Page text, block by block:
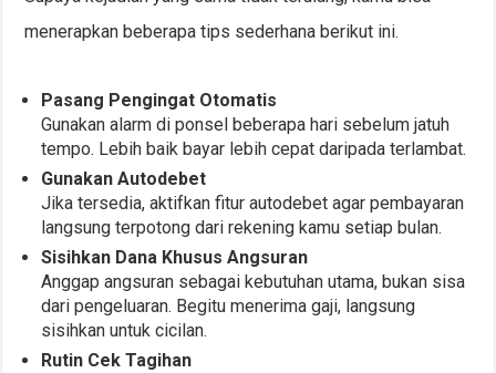
menerapkan beberapa tips sederhana berikut ini.
Pasang Pengingat Otomatis
Gunakan alarm di ponsel beberapa hari sebelum jatuh
tempo. Lebih baik bayar lebih cepat daripada terlambat.
Gunakan Autodebet
Jika tersedia, aktifkan fitur autodebet agar pembayaran
langsung terpotong dari rekening kamu setiap bulan.
Sisihkan Dana Khusus Angsuran
Anggap angsuran sebagai kebutuhan utama, bukan sisa
dari pengeluaran. Begitu menerima gaji, langsung
sisihkan untuk cicilan.
Rutin Cek Tagihan